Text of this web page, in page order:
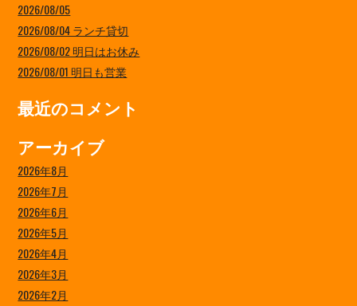
2026/08/05
2026/08/04 ランチ貸切
2026/08/02 明日はお休み
2026/08/01 明日も営業
最近のコメント
アーカイブ
2026年8月
2026年7月
2026年6月
2026年5月
2026年4月
2026年3月
2026年2月